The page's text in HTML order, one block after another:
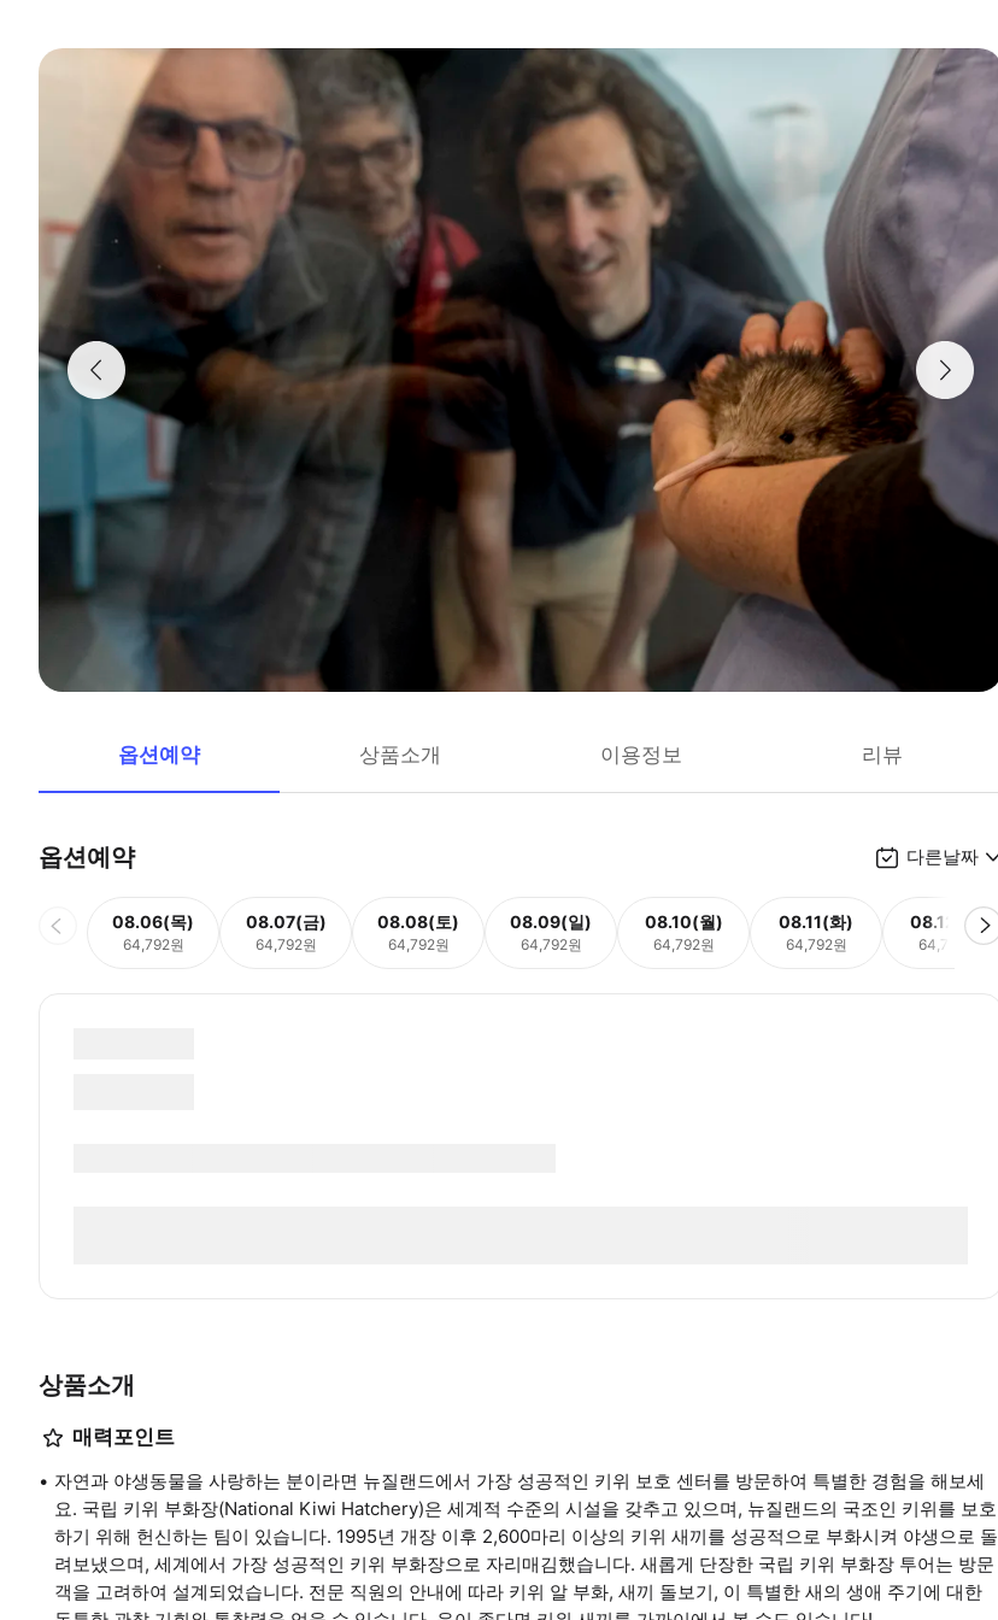
옵션예약 상품소개 이용정보 리뷰
옵션예약 다른날짜
08.06(목)
64,792원
08.07(금)
64,792원
08.08(토)
64,792원
08.09(일)
64,792원
08.10(월)
64,792원
08.11(화)
64,792원
08.12(수)
64,792원
상품소개
매력포인트
자연과 야생동물을 사랑하는 분이라면 뉴질랜드에서 가장 성공적인 키위 보호 센터를 방문하여 특별한 경험을 해보세
요. 국립 키위 부화장(National Kiwi Hatchery)은 세계적 수준의 시설을 갖추고 있으며, 뉴질랜드의 국조인 키위를 보호
하기 위해 헌신하는 팀이 있습니다. 1995년 개장 이후 2,600마리 이상의 키위 새끼를 성공적으로 부화시켜 야생으로 돌
려보냈으며, 세계에서 가장 성공적인 키위 부화장으로 자리매김했습니다. 새롭게 단장한 국립 키위 부화장 투어는 방문
객을 고려하여 설계되었습니다. 전문 직원의 안내에 따라 키위 알 부화, 새끼 돌보기, 이 특별한 새의 생애 주기에 대한